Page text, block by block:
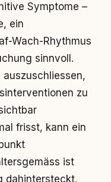
Symptome –
ein
Wach-Rhythmus
sinnvoll.
auszuschliessen,
zu
frisst, kann ein
ist
dahintersteckt.